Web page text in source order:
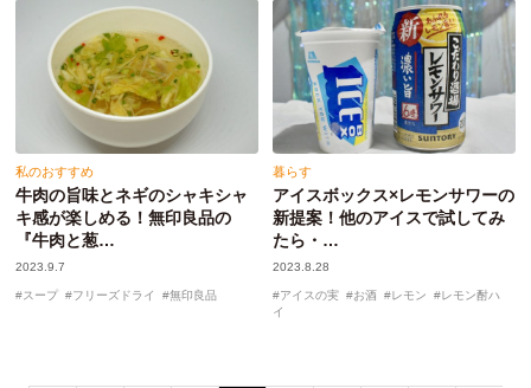
私のおすすめ
牛肉の旨味とネギのシャキシャ
キ感が楽しめる！無印良品の
『牛肉と葱…
2023.9.7
スープ フリーズドライ 無印良品
暮らす
アイスボックス×レモンサワーの
新提案！他のアイスで試してみ
たら・…
2023.8.28
アイスの実 お酒 レモン
レモン酎ハ
イ